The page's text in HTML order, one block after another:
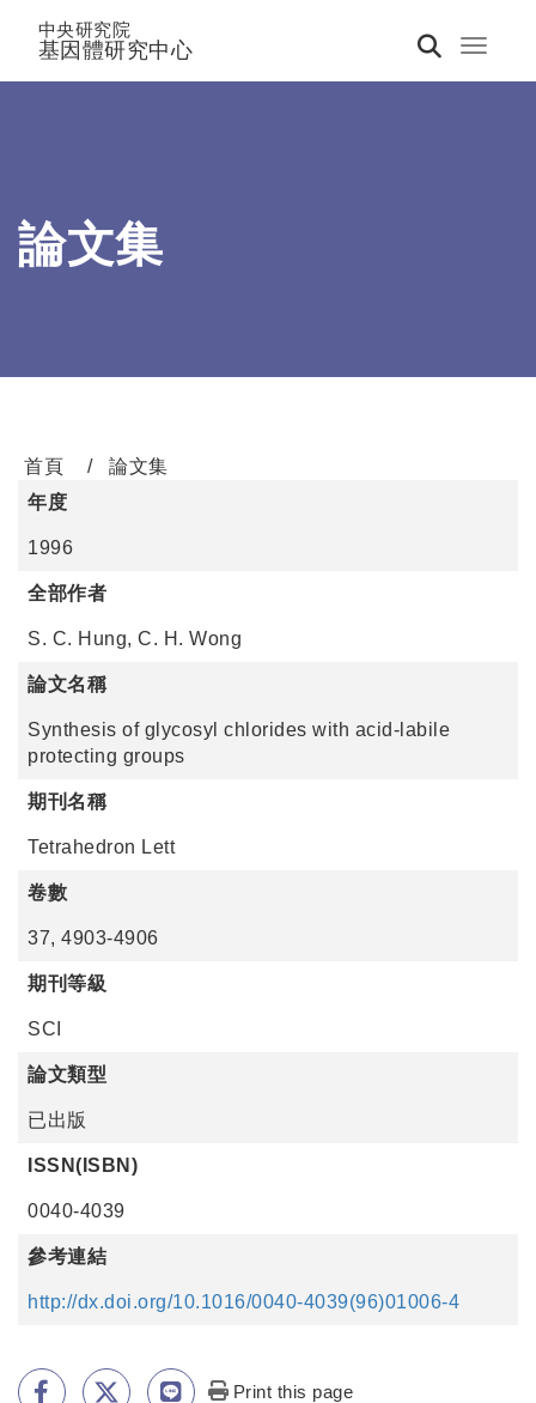
Toggle
中央研究院
基因體研究中心
論文集
首頁
論文集
年度
1996
全部作者
S. C. Hung, C. H. Wong
論文名稱
Synthesis of glycosyl chlorides with acid-labile
protecting groups
期刊名稱
Tetrahedron Lett
卷數
37, 4903-4906
期刊等級
SCI
論文類型
已出版
ISSN(ISBN)
0040-4039
參考連結
http://dx.doi.org/10.1016/0040-4039(96)01006-4
Print this page